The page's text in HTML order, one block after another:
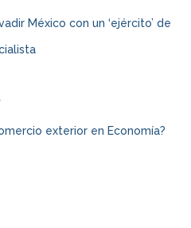
México con un ‘ejército’ de
exterior en Economía?